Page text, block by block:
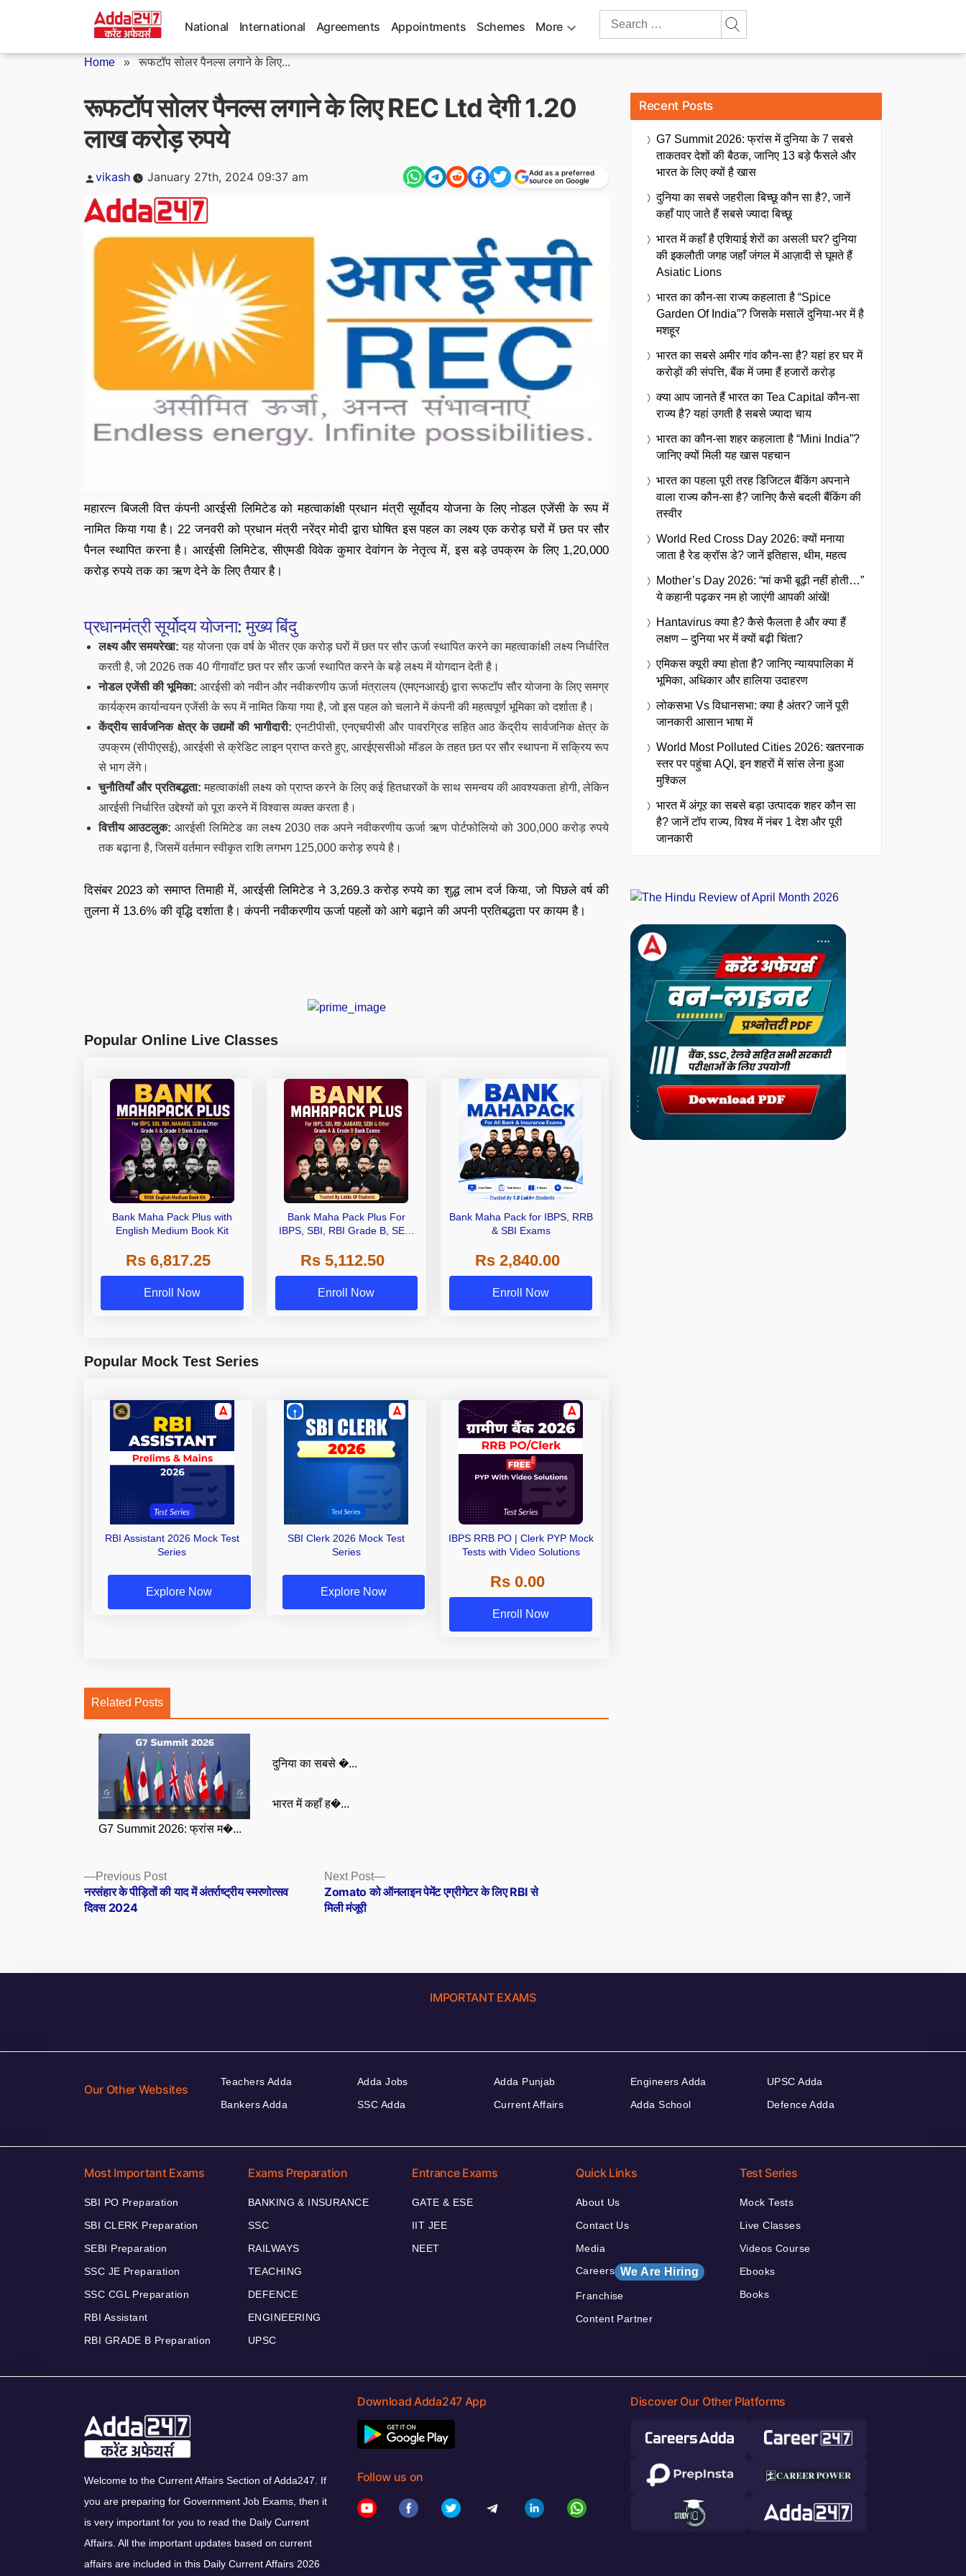
National International Agreements Appointments Schemes More
Search
Home »रूफटॉप सोलर पैनल्स लगाने के लिए...
रूफटॉप सोलर पैनल्स लगाने के लिए REC Ltd देगी 1.20
लाख करोड़ रुपये
Posted
vikash January 27th, 2024 09:37 am
Add as a preferred
source on Google
महारत्न बिजली वित्त कंपनी आरईसी लिमिटेड को महत्वाकांक्षी प्रधान मंत्री सूर्योदय योजना के लिए नोडल एजेंसी के रूप में
नामित किया गया है। 22 जनवरी को प्रधान मंत्री नरेंद्र मोदी द्वारा घोषित इस पहल का लक्ष्य एक करोड़ घरों में छत पर सौर
पैनल स्थापित करना है। आरईसी लिमिटेड, सीएमडी विवेक कुमार देवांगन के नेतृत्व में, इस बड़े उपक्रम के लिए 1,20,000
करोड़ रुपये तक का ऋण देने के लिए तैयार है।
प्रधानमंत्री सूर्योदय योजना: मुख्य बिंदु
लक्ष्य और समयरेखा: यह योजना एक वर्ष के भीतर एक करोड़ घरों में छत पर सौर ऊर्जा स्थापित करने का महत्वाकांक्षी लक्ष्य निर्धारित
करती है, जो 2026 तक 40 गीगावॉट छत पर सौर ऊर्जा स्थापित करने के बड़े लक्ष्य में योगदान देती है।
नोडल एजेंसी की भूमिका: आरईसी को नवीन और नवीकरणीय ऊर्जा मंत्रालय (एमएनआरई) द्वारा रूफटॉप सौर योजना के लिए समग्र
कार्यक्रम कार्यान्वयन एजेंसी के रूप में नामित किया गया है, जो इस पहल को चलाने में कंपनी की महत्वपूर्ण भूमिका को दर्शाता है।
केंद्रीय सार्वजनिक क्षेत्र के उद्यमों की भागीदारी: एनटीपीसी, एनएचपीसी और पावरग्रिड सहित आठ केंद्रीय सार्वजनिक क्षेत्र के
उपक्रम (सीपीएसई), आरईसी से क्रेडिट लाइन प्राप्त करते हुए, आरईएससीओ मॉडल के तहत छत पर सौर स्थापना में सक्रिय रूप
से भाग लेंगे।
चुनौतियाँ और प्रतिबद्धता: महत्वाकांक्षी लक्ष्य को प्राप्त करने के लिए कई हितधारकों के साथ समन्वय की आवश्यकता होगी, लेकिन
आरईसी निर्धारित उद्देश्यों को पूरा करने में विश्वास व्यक्त करता है।
वित्तीय आउटलुक: आरईसी लिमिटेड का लक्ष्य 2030 तक अपने नवीकरणीय ऊर्जा ऋण पोर्टफोलियो को 300,000 करोड़ रुपये
तक बढ़ाना है, जिसमें वर्तमान स्वीकृत राशि लगभग 125,000 करोड़ रुपये है।
दिसंबर 2023 को समाप्त तिमाही में, आरईसी लिमिटेड ने 3,269.3 करोड़ रुपये का शुद्ध लाभ दर्ज किया, जो पिछले वर्ष की
तुलना में 13.6% की वृद्धि दर्शाता है। कंपनी नवीकरणीय ऊर्जा पहलों को आगे बढ़ाने की अपनी प्रतिबद्धता पर कायम है।
Popular Online Live Classes
Bank Maha Pack Plus with
English Medium Book Kit
Rs 6,817.25
Enroll Now
Bank Maha Pack Plus For
IBPS, SBI, RBI Grade B, SEBI
Other Grade A & Grade B Bank
Exams
Rs 5,112.50
Enroll Now
Bank Maha Pack for IBPS, RRB
& SBI Exams
Rs 2,840.00
Enroll Now
Popular Mock Test Series
RBI Assistant 2026 Mock Test
Series
Explore Now
SBI Clerk 2026 Mock Test
Series
Explore Now
IBPS RRB PO | Clerk PYP Mock
Tests with Video Solutions
Rs 0.00
Enroll Now
Related Posts
G7 Summit 2026: फ्रांस म�...
दुनिया का सबसे �...
भारत में कहाँ ह�...
Posts
navigation
Previous PostPrevious
post:
नरसंहार के पीड़ितों की याद में अंतर्राष्ट्रीय स्मरणोत्सव
दिवस 2024
Next Post
Next
post:
Zomato को ऑनलाइन पेमेंट एग्रीगेटर के लिए RBI से
मिली मंजूरी
Recent Posts
G7 Summit 2026: फ्रांस में दुनिया के 7 सबसे
ताकतवर देशों की बैठक, जानिए 13 बड़े फैसले और
भारत के लिए क्यों है खास
दुनिया का सबसे जहरीला बिच्छू कौन सा है?, जानें
कहाँ पाए जाते हैं सबसे ज्यादा बिच्छू
भारत में कहाँ है एशियाई शेरों का असली घर? दुनिया
की इकलौती जगह जहाँ जंगल में आज़ादी से घूमते हैं
Asiatic Lions
भारत का कौन-सा राज्य कहलाता है “Spice
Garden Of India”? जिसके मसालें दुनिया-भर में है
मशहूर
भारत का सबसे अमीर गांव कौन-सा है? यहां हर घर में
करोड़ों की संपत्ति, बैंक में जमा हैं हजारों करोड़
क्या आप जानते हैं भारत का Tea Capital कौन-सा
राज्य है? यहां उगती है सबसे ज्यादा चाय
भारत का कौन-सा शहर कहलाता है “Mini India”?
जानिए क्यों मिली यह खास पहचान
भारत का पहला पूरी तरह डिजिटल बैंकिंग अपनाने
वाला राज्य कौन-सा है? जानिए कैसे बदली बैंकिंग की
तस्वीर
World Red Cross Day 2026: क्यों मनाया
जाता है रेड क्रॉस डे? जानें इतिहास, थीम, महत्व
Mother’s Day 2026: “मां कभी बूढ़ी नहीं होती…”
ये कहानी पढ़कर नम हो जाएंगी आपकी आंखें!
Hantavirus क्या है? कैसे फैलता है और क्या हैं
लक्षण – दुनिया भर में क्यों बढ़ी चिंता?
एमिकस क्यूरी क्या होता है? जानिए न्यायपालिका में
भूमिका, अधिकार और हालिया उदाहरण
लोकसभा Vs विधानसभा: क्या है अंतर? जानें पूरी
जानकारी आसान भाषा में
World Most Polluted Cities 2026: खतरनाक
स्तर पर पहुंचा AQI, इन शहरों में सांस लेना हुआ
मुश्किल
भारत में अंगूर का सबसे बड़ा उत्पादक शहर कौन सा
है? जानें टॉप राज्य, विश्व में नंबर 1 देश और पूरी
जानकारी
IMPORTANT EXAMS
Our Other Websites
Teachers Adda
Bankers Adda
Adda Jobs
SSC Adda
Adda Punjab
Current Affairs
Engineers Adda
Adda School
UPSC Adda
Defence Adda
Most Important Exams
SBI PO Preparation
SBI CLERK Preparation
SEBI Preparation
SSC JE Preparation
SSC CGL Preparation
RBI Assistant
RBI GRADE B Preparation
Exams Preparation
BANKING & INSURANCE
SSC
RAILWAYS
TEACHING
DEFENCE
ENGINEERING
UPSC
Entrance Exams
GATE & ESE
IIT JEE
NEET
Quick Links
About Us
Contact Us
Media
Careers We Are Hiring
Franchise
Content Partner
Test Series
Mock Tests
Live Classes
Videos Course
Ebooks
Books
Welcome to the Current Affairs Section of Adda247. If
you are preparing for Government Job Exams, then it
is very important for you to read the Daily Current
Affairs. All the important updates based on current
affairs are included in this Daily Current Affairs 2026
Download Adda247 App
Follow us on
Discover Our Other Platforms